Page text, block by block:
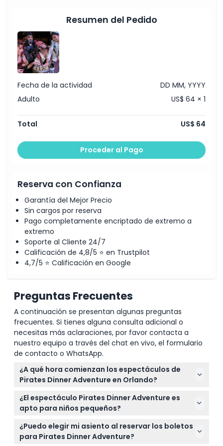
Política para Niños y Adultos
Cómo Canjear
Política de Cancelación
Resumen del Pedido
Fecha de la actividad
DD MM, YYYY
Adulto
US$ 64 × 1
Total US$ 64
Proceder al Pago
Reserva con Confianza
Garantía del Mejor Precio
Sin cargos por reserva
Pago completamente encriptado de extremo a
extremo
Soporte al Cliente 24/7
Calificación de 4,8/5 ⭐ en Trustpilot
4,7/5 ⭐ Calificación en Google
Preguntas Frecuentes
A continuación se presentan algunas preguntas
frecuentes. Si tienes alguna consulta adicional o
necesitas más aclaraciones, por favor contacta a
nuestro equipo a través del chat en vivo, el formulario
de contacto o WhatsApp.
¿A qué hora comienzan los espectáculos de
Pirates Dinner Adventure en Orlando?
Los espectáculos de Pirates Dinner Adventure
típicamente comienzan a las 4:00 PM, 6:00 PM y
7:30 PM diariamente. Por favor, consulte su
comprobante de reserva para la hora exacta del
espectáculo ya que los horarios pueden cambiar
¿El espectáculo Pirates Dinner Adventure es
apto para niños pequeños?
Sí, los niños de 0 a 2 años pueden entrar gratis, pero
los niños de 11 años en adelante requieren un boleto
¿Puedo elegir mi asiento al reservar los boletos
para Pirates Dinner Adventure?